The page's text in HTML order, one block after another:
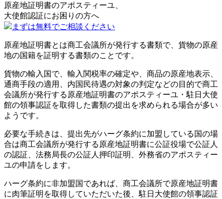
原産地証明書のアポスティーユ、
大使館認証にお困りの方へ
まずは無料でご相談ください
原産地証明書とは商工会議所が発行する書類で、貨物の原産
地の国籍を証明する書類のことです。
貨物の輸入国で、輸入関税率の確定や、商品の原産地表示、
通商手段の適用、内国民待遇の対象の判定などの目的で商工
会議所が発行する原産地証明書のアポスティーユ・駐日大使
館の領事認証を取得した書類の提出を求められる場合が多い
ようです。
必要な手続きは、提出先がハーグ条約に加盟している国の場
合は商工会議所が発行する原産地証明書に公証役場で公証人
の認証、法務局長の公証人押印証明、外務省のアポスティー
ユの申請をします。
ハーグ条約に非加盟国であれば、商工会議所で原産地証明書
に肉筆証明を取得していただいた後、駐日大使館の領事認証